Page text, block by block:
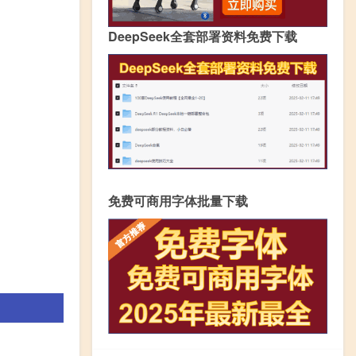
DeepSeek全套部署资料免费下载
免费可商用字体批量下载